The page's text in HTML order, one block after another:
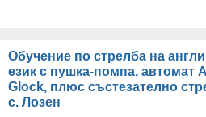
Обучение по стрелба на
език с пушка-помпа, автомат
Glock, плюс състезателно
с. Лозен